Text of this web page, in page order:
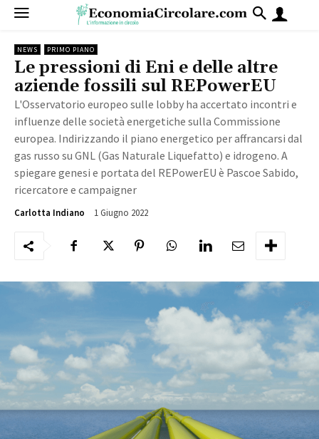
NEWS PRIMO PIANO
Le pressioni di Eni e delle altre
aziende fossili sul REPowerEU
L'Osservatorio europeo sulle lobby ha accertato incontri e
influenze delle società energetiche sulla Commissione
europea. Indirizzando il piano energetico per affrancarsi dal
gas russo su GNL (Gas Naturale Liquefatto) e idrogeno. A
spiegare genesi e portata del REPowerEU è Pascoe Sabido,
ricercatore e campaigner
Carlotta Indiano 1 Giugno 2022